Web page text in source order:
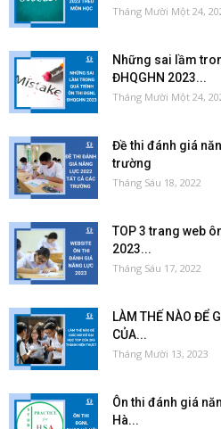
Tháng Mười Một 24,
Những sai lầm
ĐHQGHN 2023...
Tháng Mười Một 24,
Đề thi đánh giá
trường
Tháng Sáu 18, 2022
TOP 3 trang web
2023...
Tháng Sáu 17, 2022
LÀM THẾ NÀO ĐỂ
CỦA...
Tháng Mười 13, 2023
Ôn thi đánh giá
Hà...